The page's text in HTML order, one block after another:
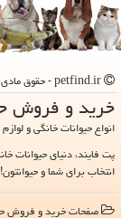
خرید و فروش
انواع حیوانات خانگی و
پت فایند، دنیای حیوانات
انتخاب برای شما و حیوانتون!
صفحات خرید و فروش